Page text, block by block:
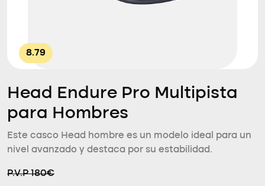
8.79
Head Endure Pro Multipista
para Hombres
Este casco Head hombre es un modelo ideal para un
nivel avanzado y destaca por su estabilidad.
P.V.P 180€